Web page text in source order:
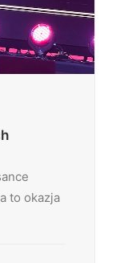
to okazja